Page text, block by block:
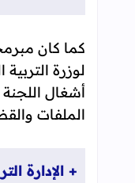
كما كان
لوزرة التربية
أشغال اللجنة
الملفات
+ الإدارة